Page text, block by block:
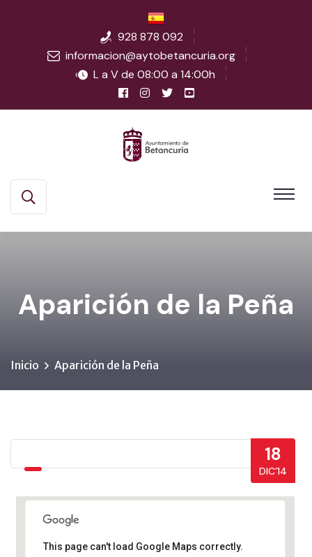
928 878 092
informacion@aytobetancuria.org
L a V de 08:00 a 14:00h
Aparición de la Peña
Inicio Aparición de la Peña
18
DIC’14
This page can't load Google Maps correctly.